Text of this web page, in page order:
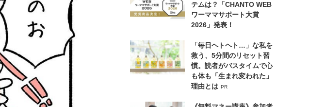
テムは？「CHANTO WEB
ワーママサポート大賞
2026」発表！
「毎日ヘトヘト…」な私を
救う、5分間のリセット習
慣。読者がバスタイムで心
も体も「生まれ変われた」
理由とは PR